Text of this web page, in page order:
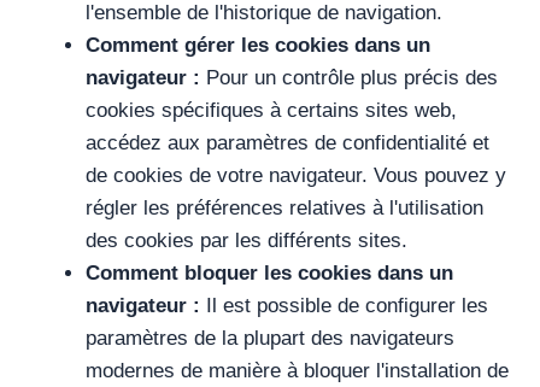
l'ensemble de l'historique de navigation.
Comment gérer les cookies dans un
navigateur : Pour un contrôle plus précis des
cookies spécifiques à certains sites web,
accédez aux paramètres de confidentialité et
de cookies de votre navigateur. Vous pouvez y
régler les préférences relatives à l'utilisation
des cookies par les différents sites.
Comment bloquer les cookies dans un
navigateur :
Il est possible de configurer les
paramètres de la plupart des navigateurs
modernes de manière à bloquer l'installation de